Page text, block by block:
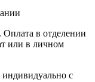
в отделении
или в личном
с